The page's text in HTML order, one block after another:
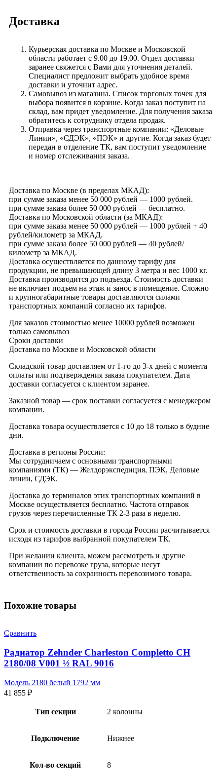
Доставка
Курьерская доставка по Москве и Московской
области работает с 9.00 до 19.00. Отдел доставки
заранее свяжется с Вами для уточнения деталей.
Специалист предложит выбрать удобное время
доставки и уточнит адрес.
Самовывоз из магазина. Список торговых точек для
выбора появится в корзине. Когда заказ поступит на
склад, вам придет уведомление. Для получения заказа
обратитесь к сотруднику отдела продаж.
Отправка через транспортные компании: «Деловые
Линии», «СДЭК», «ПЭК» и другие. Когда заказ будет
передан в отделение ТК, вам поступит уведомление
и номер отслеживания заказа.
Доставка по Москве (в пределах МКАД):
при сумме заказа менее 50 000 рублей — 1000 рублей.
при сумме заказа более 50 000 рублей — бесплатно.
Доставка по Московской области (за МКАД):
при сумме заказа менее 50 000 рублей — 1000 рублей + 40
рублей/километр за МКАД.
при сумме заказа более 50 000 рублей — 40 рублей/
километр за МКАД.
Доставка осуществляется по данному тарифу для
продукции, не превышающей длину 3 метра и вес 1000 кг.
Доставка производится до подъезда. Стоимость доставки
не включает подъем на этаж и занос в помещение. Сложно
и крупногабаритные товары доставляются силами
транспортных компаний согласно их тарифов.
Для заказов стоимостью менее 10000 рублей возможен
только самовывоз
Сроки доставки
Доставка по Москве и Московской области
Складской товар доставляем от 1-го до 3-х дней с момента
оплаты или подтверждения заказа покупателем. Дата
доставки согласуется с клиентом заранее.
Заказной товар — срок поставки согласуется с менеджером
компании.
Доставка товара осуществляется с 10 до 18 только в будние
дни.
Доставка в регионы России:
Мы сотрудничаем с основными транспортными
компаниями (ТК) — Желдорэкспедиция, ПЭК, Деловые
линии, СДЭК.
Доставка до терминалов этих транспортных компаний в
Москве осуществляется бесплатно. Частота отправок
грузов через перечисленные ТК 2-3 раза в неделю.
Срок и стоимость доставки в города России расчитывается
исходя из тарифов выбранной покупателем ТК.
При желании клиента, можем рассмотреть и другие
компании по перевозке груза, которые несут
ответственность за сохранность перевозимого товара.
Похожие товары
Сравнить
Радиатор Zehnder Charleston Completto CH
2180/08 V001 ½ RAL 9016
Модель 2180 белый 1792 мм
41 855 ₽
Тип секции 2 колонны
Подключение Нижнее
Кол-во секций 8